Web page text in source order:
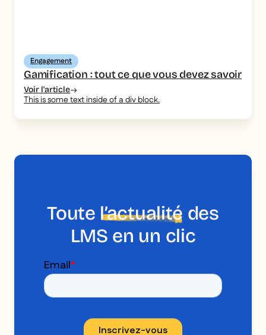
Engagement
Gamification : tout ce que vous devez savoir
Voir l'article
This is some text inside of a div block.
Toute l’actualité des
LMS en un clic